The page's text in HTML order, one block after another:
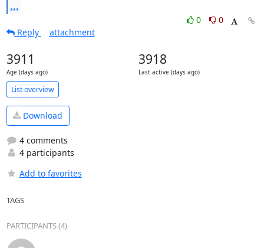
...
0
0
Reply
attachment
3911
Age (days ago)
3918
Last active (days ago)
List overview
Download
4 comments
4 participants
Add to favorites
TAGS
PARTICIPANTS (4)